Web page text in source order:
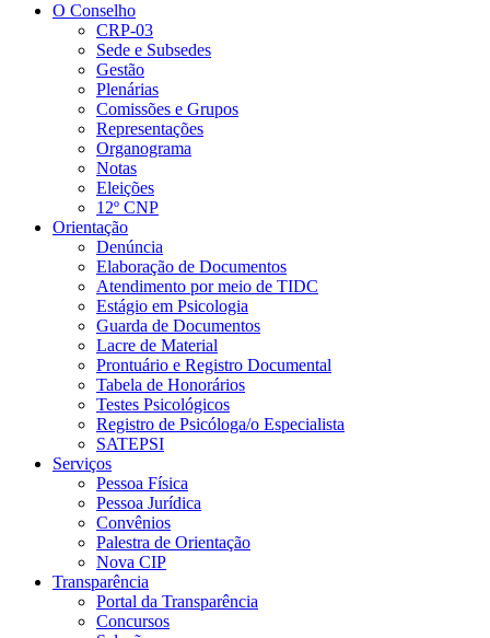
O Conselho
CRP-03
Sede e Subsedes
Gestão
Plenárias
Comissões e Grupos
Representações
Organograma
Notas
Eleições
12º CNP
Orientação
Denúncia
Elaboração de Documentos
Atendimento por meio de TIDC
Estágio em Psicologia
Guarda de Documentos
Lacre de Material
Prontuário e Registro Documental
Tabela de Honorários
Testes Psicológicos
Registro de Psicóloga/o Especialista
SATEPSI
Serviços
Pessoa Física
Pessoa Jurídica
Convênios
Palestra de Orientação
Nova CIP
Transparência
Portal da Transparência
Concursos